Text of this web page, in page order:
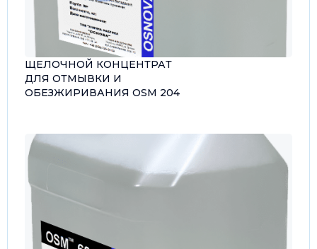
ЩЕЛОЧНОЙ КОНЦЕНТРАТ
ДЛЯ ОТМЫВКИ И
ОБЕЗЖИРИВАНИЯ OSM 204